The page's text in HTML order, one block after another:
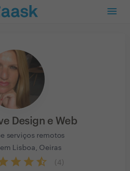
Design e Web
serviços remotos
Lisboa, Oeiras
4